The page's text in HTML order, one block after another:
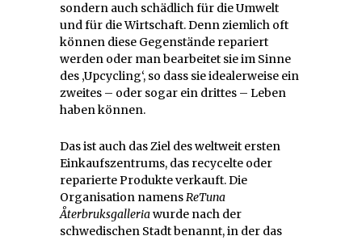
sondern auch schädlich für die Umwelt
und für die Wirtschaft. Denn ziemlich oft
können diese Gegenstände repariert
werden oder man bearbeitet sie im Sinne
des ‚Upcycling‘, so dass sie idealerweise ein
zweites – oder sogar ein drittes – Leben
haben können.
Das ist auch das Ziel des weltweit ersten
Einkaufszentrums, das recycelte oder
reparierte Produkte verkauft. Die
Organisation namensReTuna
Återbruksgalleriawurde nach der
schwedischen Stadt benannt, in der das